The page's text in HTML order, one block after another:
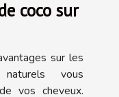
coco sur
sur les
vous
vos cheveux.